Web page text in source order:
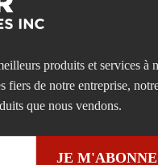
produits et services à
fiers de notre entreprise,
que nous vendons.
JE M'ABONNE